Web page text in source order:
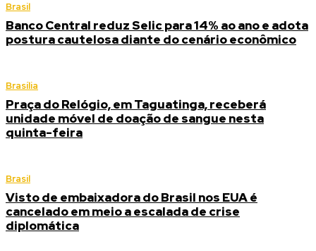
Brasil
Banco Central reduz Selic para 14% ao ano e adota
postura cautelosa diante do cenário econômico
Brasília
Praça do Relógio, em Taguatinga, receberá
unidade móvel de doação de sangue nesta
quinta-feira
Brasil
Visto de embaixadora do Brasil nos EUA é
cancelado em meio a escalada de crise
diplomática